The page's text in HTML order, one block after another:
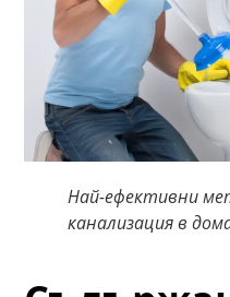
Най-ефективни
канализация в